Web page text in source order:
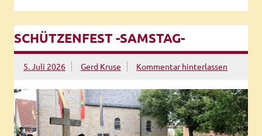
SCHÜTZENFEST -SAMSTAG-
5. Juli 2026 Gerd Kruse Kommentar hinterlassen